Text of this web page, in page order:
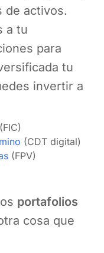
de activos.
a tu
para
tu
invertir a
(FIC)
(CDT digital)
(FPV)
portafolios
cosa que